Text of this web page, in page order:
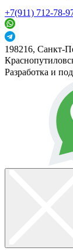
+7(911) 712-78-
198216, Санкт-
Разработка и